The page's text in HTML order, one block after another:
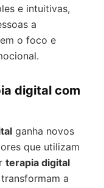
e intuitivas,
a
o foco e
digital com
ganha novos
que utilizam
terapia digital
a